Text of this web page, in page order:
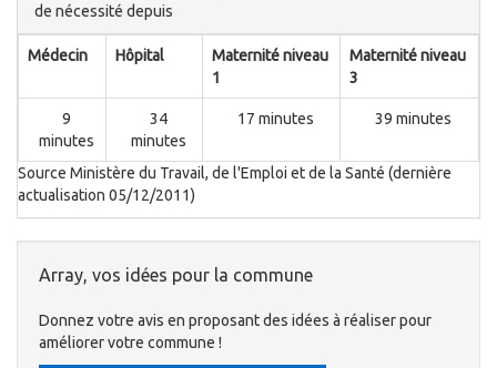
de nécessité depuis
Médecin Hôpital
Maternité niveau
1
Maternité niveau
3
9
minutes
34
minutes
17 minutes 39 minutes
Source Ministère du Travail, de l'Emploi et de la Santé (dernière
actualisation 05/12/2011)
Array, vos idées pour la commune
Donnez votre avis en proposant des idées à réaliser pour
améliorer votre commune !